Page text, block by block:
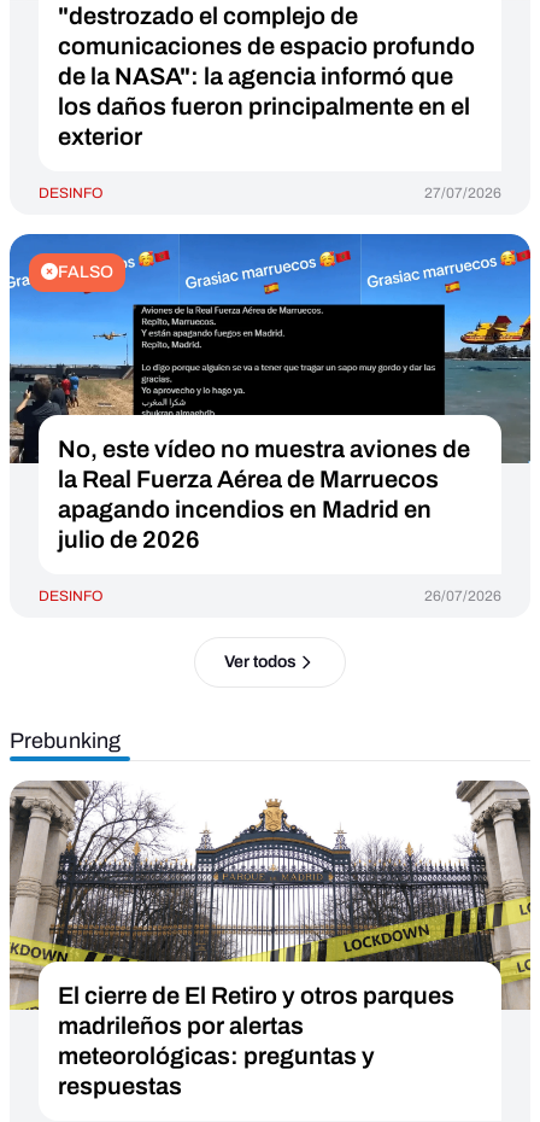
"destrozado el complejo de
comunicaciones de espacio profundo
de la NASA": la agencia informó que
los daños fueron principalmente en el
exterior
DESINFO 27/07/2026
FALSO
No, este vídeo no muestra aviones de
la Real Fuerza Aérea de Marruecos
apagando incendios en Madrid en
julio de 2026
DESINFO 26/07/2026
Ver todos
Prebunking
El cierre de El Retiro y otros parques
madrileños por alertas
meteorológicas: preguntas y
respuestas